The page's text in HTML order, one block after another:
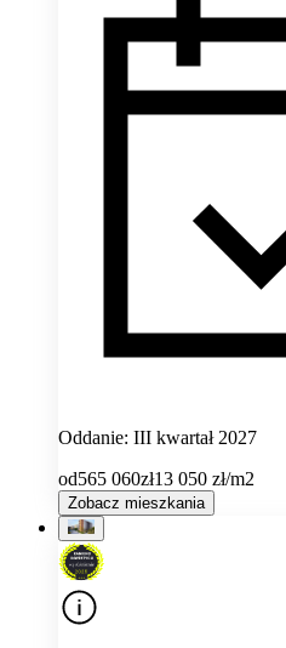
Oddanie: III kwartał 2027
od565 060zł13 050 zł/m2
Zobacz mieszkania